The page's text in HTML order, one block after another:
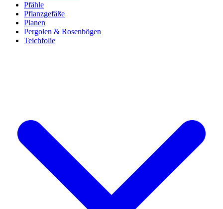
Pfähle
Pflanzgefäße
Planen
Pergolen & Rosenbögen
Teichfolie